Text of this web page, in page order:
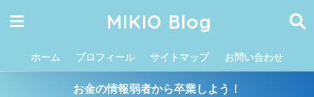
MIKIO Blog
ホーム プロフィール サイトマップ お問い合わせ
お金の情報弱者から卒業しよう！